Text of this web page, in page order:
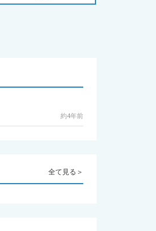
約4年前
全て見る＞